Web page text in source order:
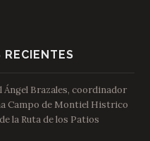
RECIENTES
Ángel Brazales, coordinador
Campo de Montiel Histrico
la Ruta de los Patios